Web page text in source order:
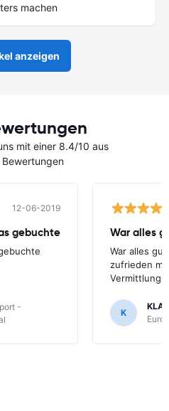
machen
anzeigen
mit einer 8.4/10 aus
12-06-2019
gebuchte
-
War alles
War alles
zufrieden
Vermittlung
K